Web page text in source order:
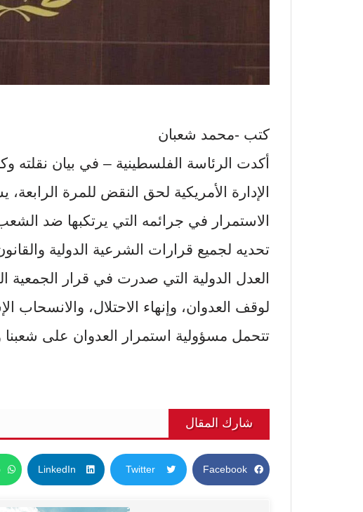
كتب -محمد شعبان
أكدت الرئاسة الفلسطينية – في بيان نقلته
الإدارة الأمريكية لحق النقض للمرة
الاستمرار في جرائمه التي يرتكبها ضد
تحديه لجميع قرارات الشرعية الدولية
العدل الدولية التي صدرت في قرار الجمعية
لوقف العدوان، وإنهاء الاحتلال، والانسحاب
تتحمل مسؤولية استمرار العدوان على شعبنا
شارك المقال
Facebook
Twitter
LinkedIn